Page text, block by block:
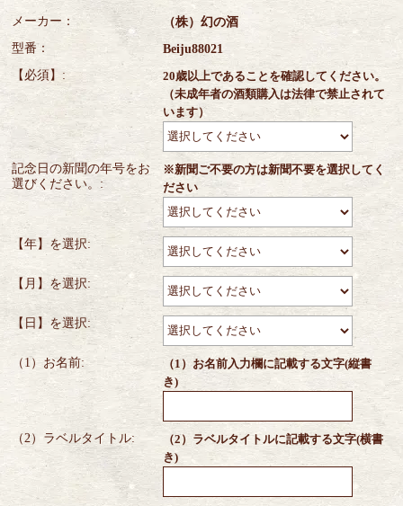
メーカー：
（株）幻の酒
型番：
Beiju88021
【必須】:
20歳以上であることを確認してください。
（未成年者の酒類購入は法律で禁止されて
います）
記念日の新聞の年号をお
選びください。:
※新聞ご不要の方は新聞不要を選択してく
ださい
【年】を選択:
【月】を選択:
【日】を選択:
（1）お名前:
（1）お名前入力欄に記載する文字(縦書
き)
（2）ラベルタイトル:
（2）ラベルタイトルに記載する文字(横書
き)